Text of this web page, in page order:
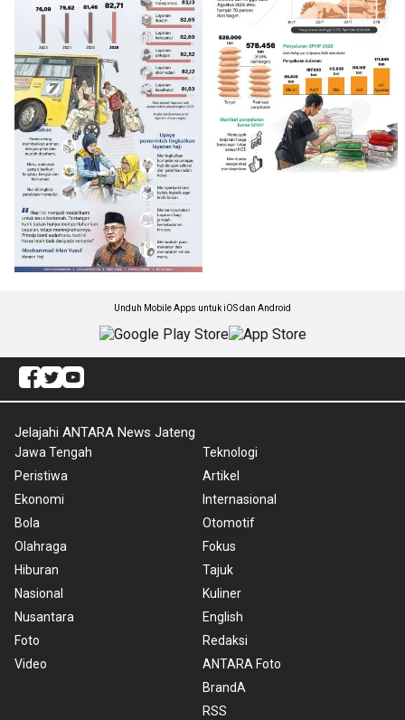
Unduh Mobile Apps untuk iOS dan Android
Jelajahi ANTARA News Jateng
Jawa Tengah
Peristiwa
Ekonomi
Bola
Olahraga
Hiburan
Nasional
Nusantara
Foto
Video
Teknologi
Artikel
Internasional
Otomotif
Fokus
Tajuk
Kuliner
English
Redaksi
ANTARA Foto
BrandA
RSS